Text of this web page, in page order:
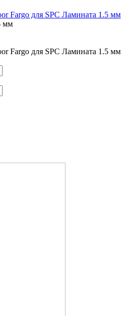
Fargo для SPC Ламината 1.5 мм
мм
Fargo для SPC Ламината 1.5 мм